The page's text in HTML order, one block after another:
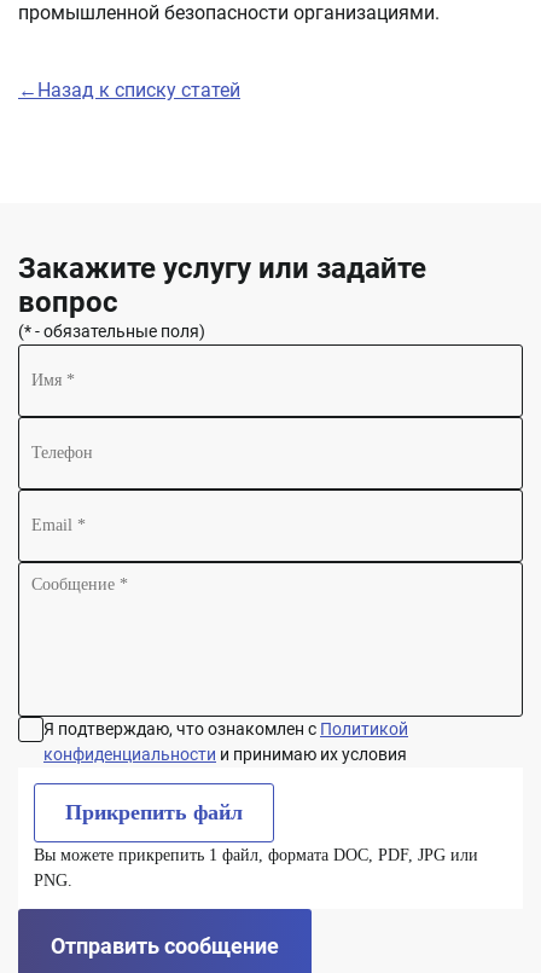
промышленной безопасности организациями.
←Назад к списку статей
Закажите услугу или задайте
вопрос
(* - обязательные поля)
Я подтверждаю, что ознакомлен с Политикой
конфиденциальности и принимаю их условия
Прикрепить файл
Вы можете прикрепить 1 файл, формата DOC, PDF, JPG или
PNG.
Отправить сообщение